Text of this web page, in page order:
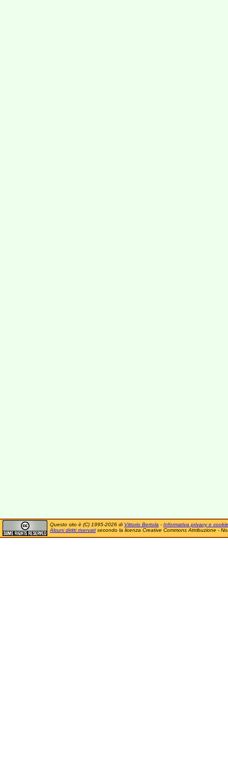
Questo sito è (C) 1995-2026 di Vittorio Bertola - Informativa privacy e cookie
Alcuni diritti riservatisecondo la licenza Creative Commons Attribuzione -